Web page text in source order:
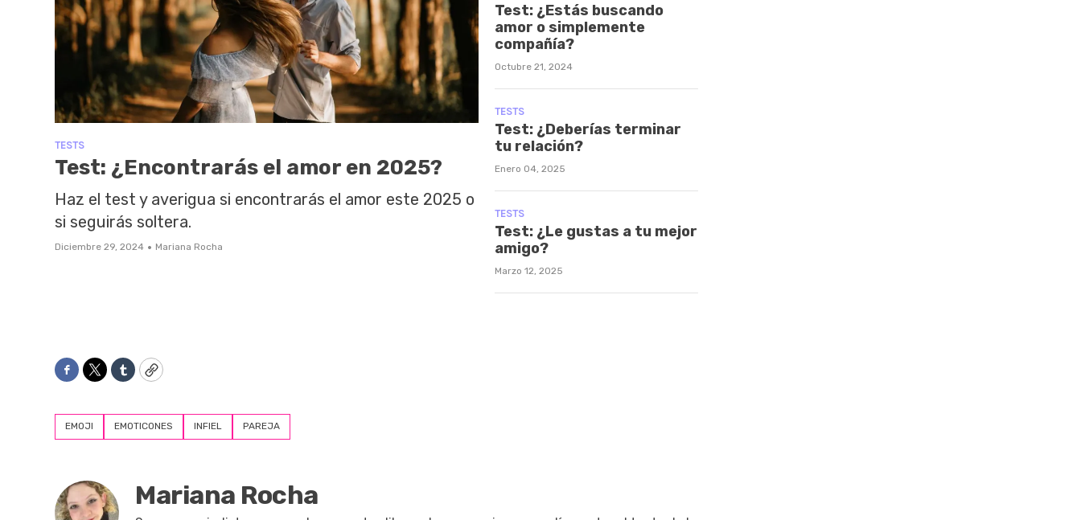
TESTS
Test: ¿Encontrarás el amor en 2025?
Haz el test y averigua si encontrarás el amor este 2025 o
si seguirás soltera.
Diciembre 29, 2024 · Mariana Rocha
Test: ¿Estás buscando
amor o simplemente
compañía?
Octubre 21, 2024
TESTS
Test: ¿Deberías terminar
tu relación?
Enero 04, 2025
TESTS
Test: ¿Le gustas a tu mejor
amigo?
Marzo 12, 2025
Facebook
TwitterTumblrCopy
EMOJI EMOTICONES INFIEL PAREJA
Mariana Rocha